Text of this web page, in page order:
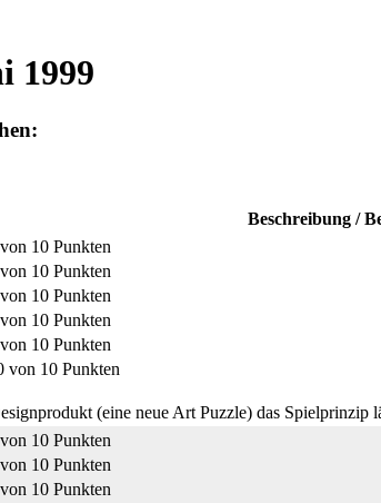
1999
Beschreibung /
(eine neue Art Puzzle) das Spielprinzip